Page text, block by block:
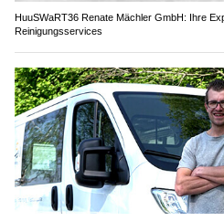
HuuSWaRT36 Renate Mächler GmbH: Ihre
Reinigungsservices